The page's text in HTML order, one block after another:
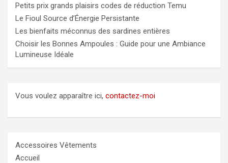
Petits prix grands plaisirs codes de réduction Temu
Le Fioul Source d’Énergie Persistante
Les bienfaits méconnus des sardines entières
Choisir les Bonnes Ampoules : Guide pour une Ambiance
Lumineuse Idéale
Vous voulez apparaître ici, contactez-moi
Accessoires Vêtements
Accueil